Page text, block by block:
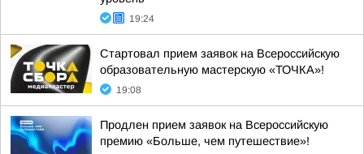
19:24
Стартовал прием заявок на Всероссийскую
образовательную мастерскую «ТОЧКА»!
19:08
Продлен прием заявок на Всероссийскую
премию «Больше, чем путешествие»!